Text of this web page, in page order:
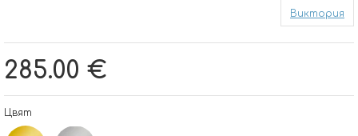
285.00 €
Виктория
Цвят